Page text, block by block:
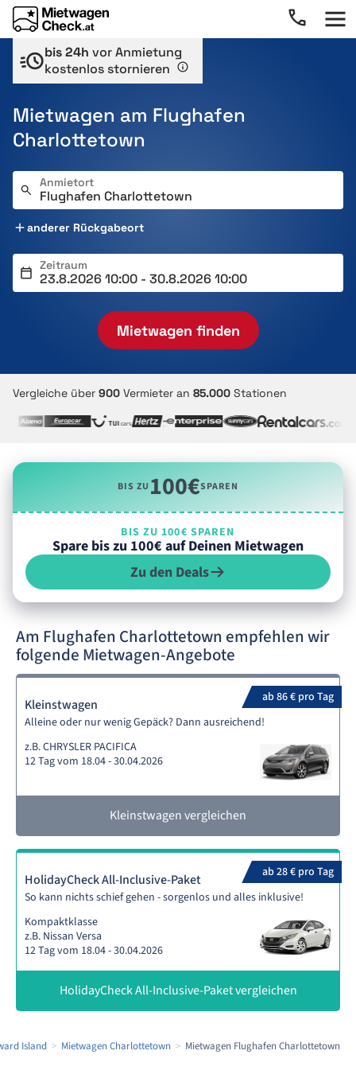
bis 24h vor Anmietung
kostenlos stornieren
Mietwagen am Flughafen
Charlottetown
Anmietort
anderer Rückgabeort
Zeitraum
Mietwagen finden
Vergleiche über 900 Vermieter an 85.000 Stationen
BIS ZU100€SPAREN
BIS ZU 100€ SPAREN
Spare bis zu 100€ auf Deinen Mietwagen
Zu den Deals
Am Flughafen Charlottetown empfehlen wir
folgende Mietwagen-Angebote
ab 86 € pro Tag
Kleinstwagen
Alleine oder nur wenig Gepäck? Dann ausreichend!
z.B. CHRYSLER PACIFICA
12 Tag vom 18.04 - 30.04.2026
Kleinstwagen vergleichen
ab 28 € pro Tag
HolidayCheck All-Inclusive-Paket
So kann nichts schief gehen - sorgenlos und alles inklusive!
Kompaktklasse
z.B. Nissan Versa
12 Tag vom 18.04 - 30.04.2026
HolidayCheck All-Inclusive-Paket vergleichen
Island Mietwagen Charlottetown Mietwagen Flughafen Charlottetown